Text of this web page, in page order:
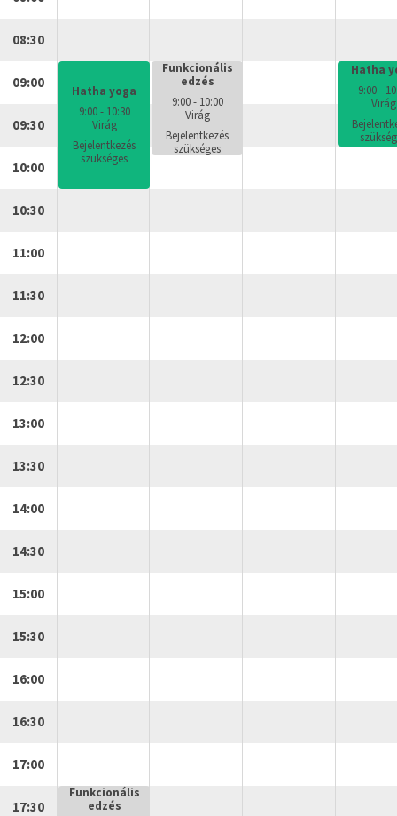
Hatha yoga
9:00 - 10:30
Virág
Bejelentkezés
szükséges
Funkcionális
edzés
Funkcionális
edzés
9:00 - 10:00
Virág
Bejelentkezés
szükséges
Hatha
9:00 -
Virág
08:30
09:00
09:30
10:00
10:30
11:00
11:30
12:00
12:30
13:00
13:30
14:00
14:30
15:00
15:30
16:00
16:30
17:00
17:30